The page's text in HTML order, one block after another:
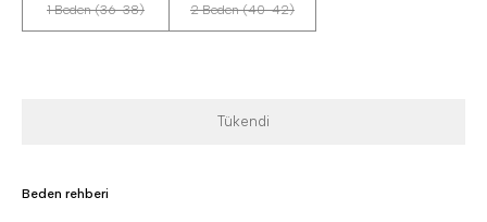
1 Beden (36-38) 2 Beden (40-42)
Tükendi
Beden rehberi